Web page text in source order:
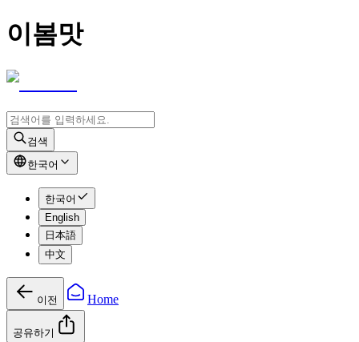
이봄맛
검색
한국어
한국어
English
日本語
中文
이전 Home
공유하기